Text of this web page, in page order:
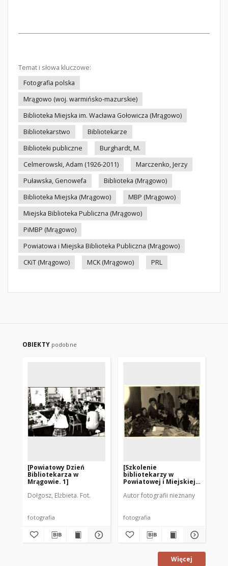
Temat i słowa kluczowe:
Fotografia polska
Mrągowo (woj. warmińsko-mazurskie)
Biblioteka Miejska im. Wacława Gołowicza (Mrągowo)
Bibliotekarstwo
Bibliotekarze
Biblioteki publiczne
Burghardt, M.
Celmerowski, Adam (1926-2011)
Marczenko, Jerzy
Puławska, Genowefa
Biblioteka (Mrągowo)
Biblioteka Miejska (Mrągowo)
MBP (Mrągowo)
Miejska Biblioteka Publiczna (Mrągowo)
PiMBP (Mrągowo)
Powiatowa i Miejska Biblioteka Publiczna (Mrągowo)
CKiT (Mrągowo)
MCK (Mrągowo) PRL
OBIEKTY podobne
[Powiatowy Dzień
Bibliotekarza w
Mrągowie. 1]
Dołgosz, Elżbieta. Fot.
fotografia
[Szkolenie
bibliotekarzy w
Powiatowej i Miejskiej
Mrągowie 1957]
Autor fotografii nieznany
fotografia
Więcej